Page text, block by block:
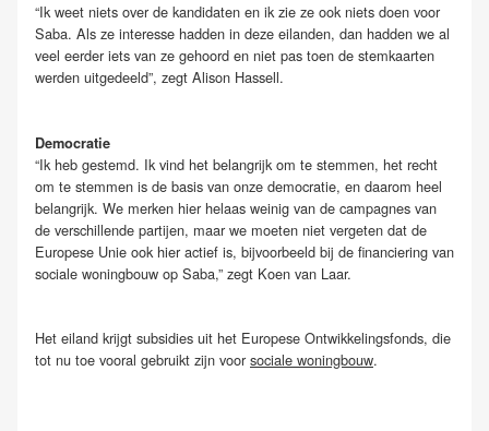
“Ik weet niets over de kandidaten en ik zie ze ook niets doen voor
Saba. Als ze interesse hadden in deze eilanden, dan hadden we al
veel eerder iets van ze gehoord en niet pas toen de stemkaarten
werden uitgedeeld”, zegt Alison Hassell.
Democratie
“Ik heb gestemd. Ik vind het belangrijk om te stemmen, het recht
om te stemmen is de basis van onze democratie, en daarom heel
belangrijk. We merken hier helaas weinig van de campagnes van
de verschillende partijen, maar we moeten niet vergeten dat de
Europese Unie ook hier actief is, bijvoorbeeld bij de financiering van
sociale woningbouw op Saba,” zegt Koen van Laar.
Het eiland krijgt subsidies uit het Europese Ontwikkelingsfonds, die
tot nu toe vooral gebruikt zijn voor sociale woningbouw.